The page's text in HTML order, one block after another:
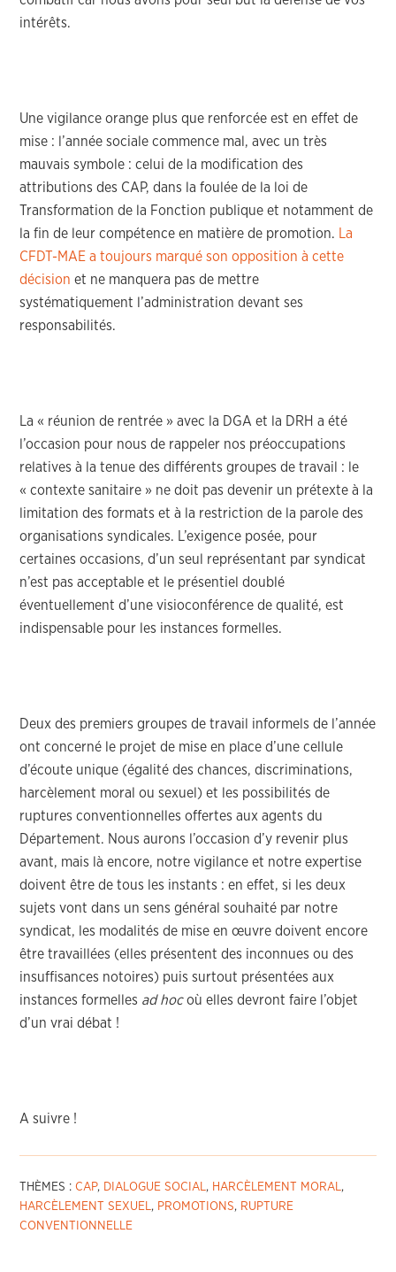
intérêts.
Une vigilance orange plus que renforcée est en effet de
mise : l’année sociale commence mal, avec un très
mauvais symbole : celui de la modification des
attributions des CAP, dans la foulée de la loi de
Transformation de la Fonction publique et notamment de
la fin de leur compétence en matière de promotion.
La
CFDT-MAE a toujours marqué son opposition à cette
décision et ne manquera pas de mettre
systématiquement l’administration devant ses
responsabilités.
La « réunion de rentrée » avec la DGA et la DRH a été
l’occasion pour nous de rappeler nos préoccupations
relatives à la tenue des différents groupes de travail : le
« contexte sanitaire » ne doit pas devenir un prétexte à la
limitation des formats et à la restriction de la parole des
organisations syndicales. L’exigence posée, pour
certaines occasions, d’un seul représentant par syndicat
n’est pas acceptable et le présentiel doublé
éventuellement d’une visioconférence de qualité, est
indispensable pour les instances formelles.
Deux des premiers groupes de travail informels de l’année
ont concerné le projet de mise en place d’une cellule
d’écoute unique (égalité des chances, discriminations,
harcèlement moral ou sexuel) et les possibilités de
ruptures conventionnelles offertes aux agents du
Département. Nous aurons l’occasion d’y revenir plus
avant, mais là encore, notre vigilance et notre expertise
doivent être de tous les instants : en effet, si les deux
sujets vont dans un sens général souhaité par notre
syndicat, les modalités de mise en œuvre doivent encore
être travaillées (elles présentent des inconnues ou des
insuffisances notoires) puis surtout présentées aux
instances formelles ad hocoù elles devront faire l’objet
d’un vrai débat !
A suivre !
THÈMES :CAP, DIALOGUE SOCIAL, HARCÈLEMENT MORAL,
HARCÈLEMENT SEXUEL, PROMOTIONS, RUPTURE
CONVENTIONNELLE